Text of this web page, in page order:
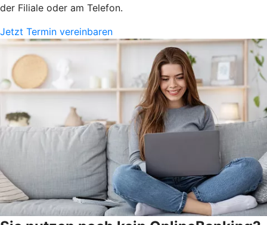
der Filiale oder am Telefon.
Jetzt Termin vereinbaren